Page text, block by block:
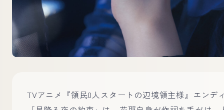
TVアニメ『領民0人スタートの辺境領主様』エンデ